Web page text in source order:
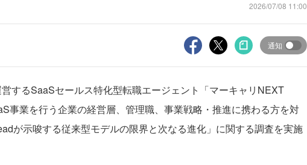
2026/07/08 11:00
通知
するSaaSセールス特化型転職エージェント「マーキャリNEXT
事業を行う企業の経営層、管理職、事業戦略・推進に携わる方を対
が示唆する従来型モデルの限界と次なる進化」に関する調査を実施